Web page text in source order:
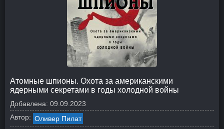
Атомные шпионы. Охота за американскими
ядерными секретами в годы холодной войны
Добавлена: 09.09.2023
Автор: Оливер Пилат